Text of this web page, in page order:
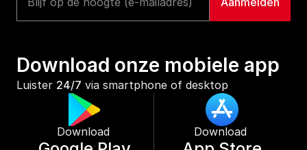
Download onze mobiele app
Luister 24/7 via smartphone of desktop
Download Download